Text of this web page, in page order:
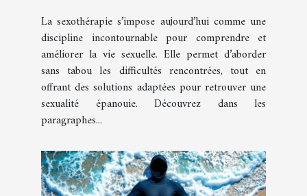
épanouie ?
La sexothérapie s’impose aujourd’hui comme une
discipline incontournable pour comprendre et
améliorer la vie sexuelle. Elle permet d’aborder
sans tabou les difficultés rencontrées, tout en
offrant des solutions adaptées pour retrouver une
sexualité épanouie. Découvrez dans les
paragraphes...